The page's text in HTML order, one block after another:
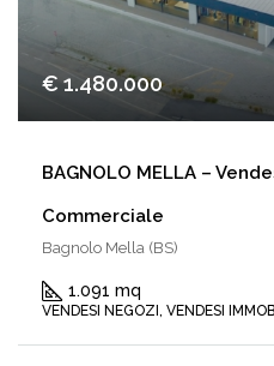
€ 1.480.000
BAGNOLO MELLA –
Commerciale
Bagnolo Mella (BS)
1.091 mq
VENDESI NEGOZI, VENDESI